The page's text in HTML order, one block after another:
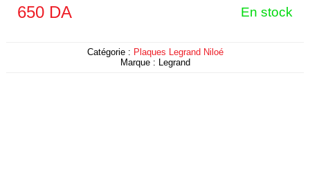
650DA En stock
Catégorie : Plaques Legrand Niloé
Marque : Legrand